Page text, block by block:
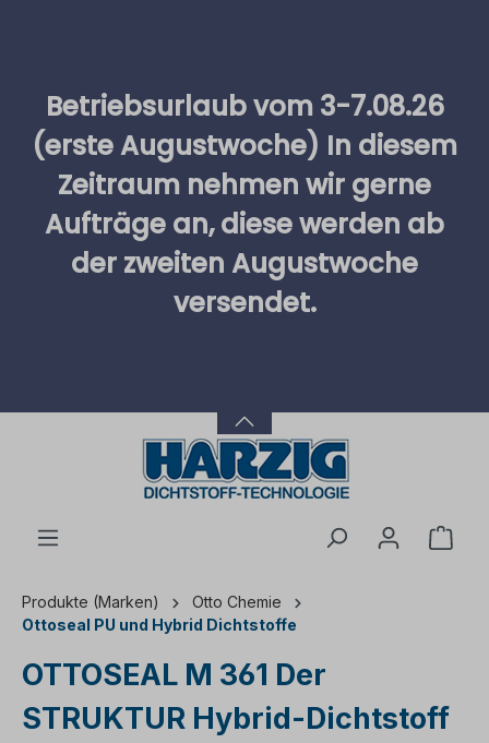
Betriebsurlaub vom 3-7.08.26
(erste Augustwoche) In diesem
Zeitraum nehmen wir gerne
Aufträge an, diese werden ab
der zweiten Augustwoche
versendet.
Produkte (Marken)
Otto Chemie
Ottoseal PU und Hybrid Dichtstoffe
OTTOSEAL M 361 Der
STRUKTUR Hybrid-Dichtstoff